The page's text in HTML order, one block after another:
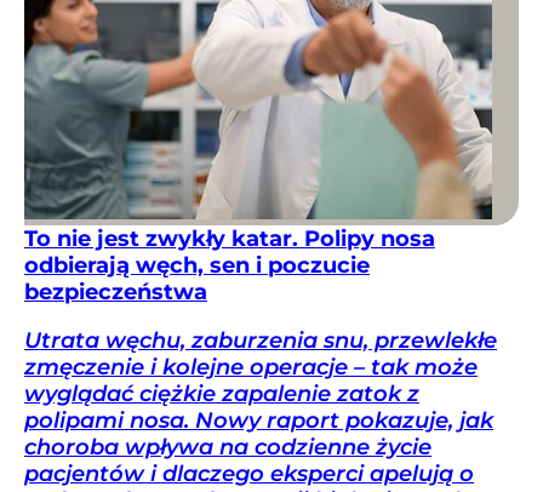
To nie jest zwykły katar. Polipy nosa
odbierają węch, sen i poczucie
bezpieczeństwa
Utrata węchu, zaburzenia snu, przewlekłe
zmęczenie i kolejne operacje – tak może
wyglądać ciężkie zapalenie zatok z
polipami nosa. Nowy raport pokazuje, jak
choroba wpływa na codzienne życie
pacjentów i dlaczego eksperci apelują o